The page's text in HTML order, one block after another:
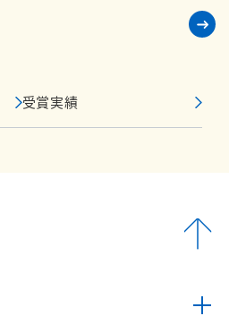
受賞実績